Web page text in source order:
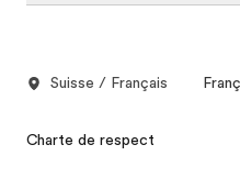
Suisse / Français
Charte de respect